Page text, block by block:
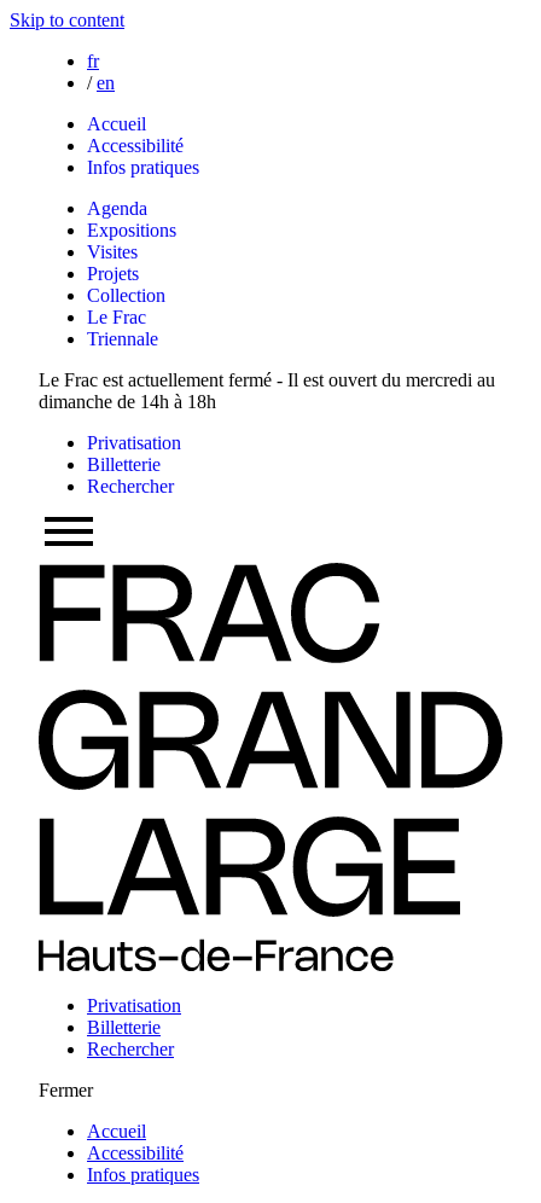
Skip to content
fr
/ en
Accueil
Accessibilité
Infos pratiques
Agenda
Expositions
Visites
Projets
Collection
Le Frac
Triennale
Le Frac est actuellement fermé - Il est ouvert du mercredi au
dimanche de 14h à 18h
Privatisation
Billetterie
Rechercher
Privatisation
Billetterie
Rechercher
Fermer
Accueil
Accessibilité
Infos pratiques